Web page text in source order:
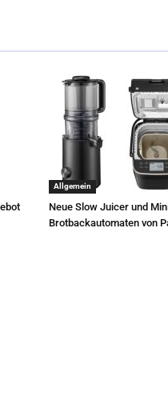
Allgemein
Neue Slow Juicer und
Brotbackautomaten von